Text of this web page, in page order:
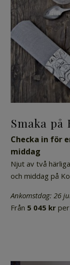
Smaka på
Checka in för
middag
Njut av två
och middag på
Ankomstdag: 26
Från 5 045 kr